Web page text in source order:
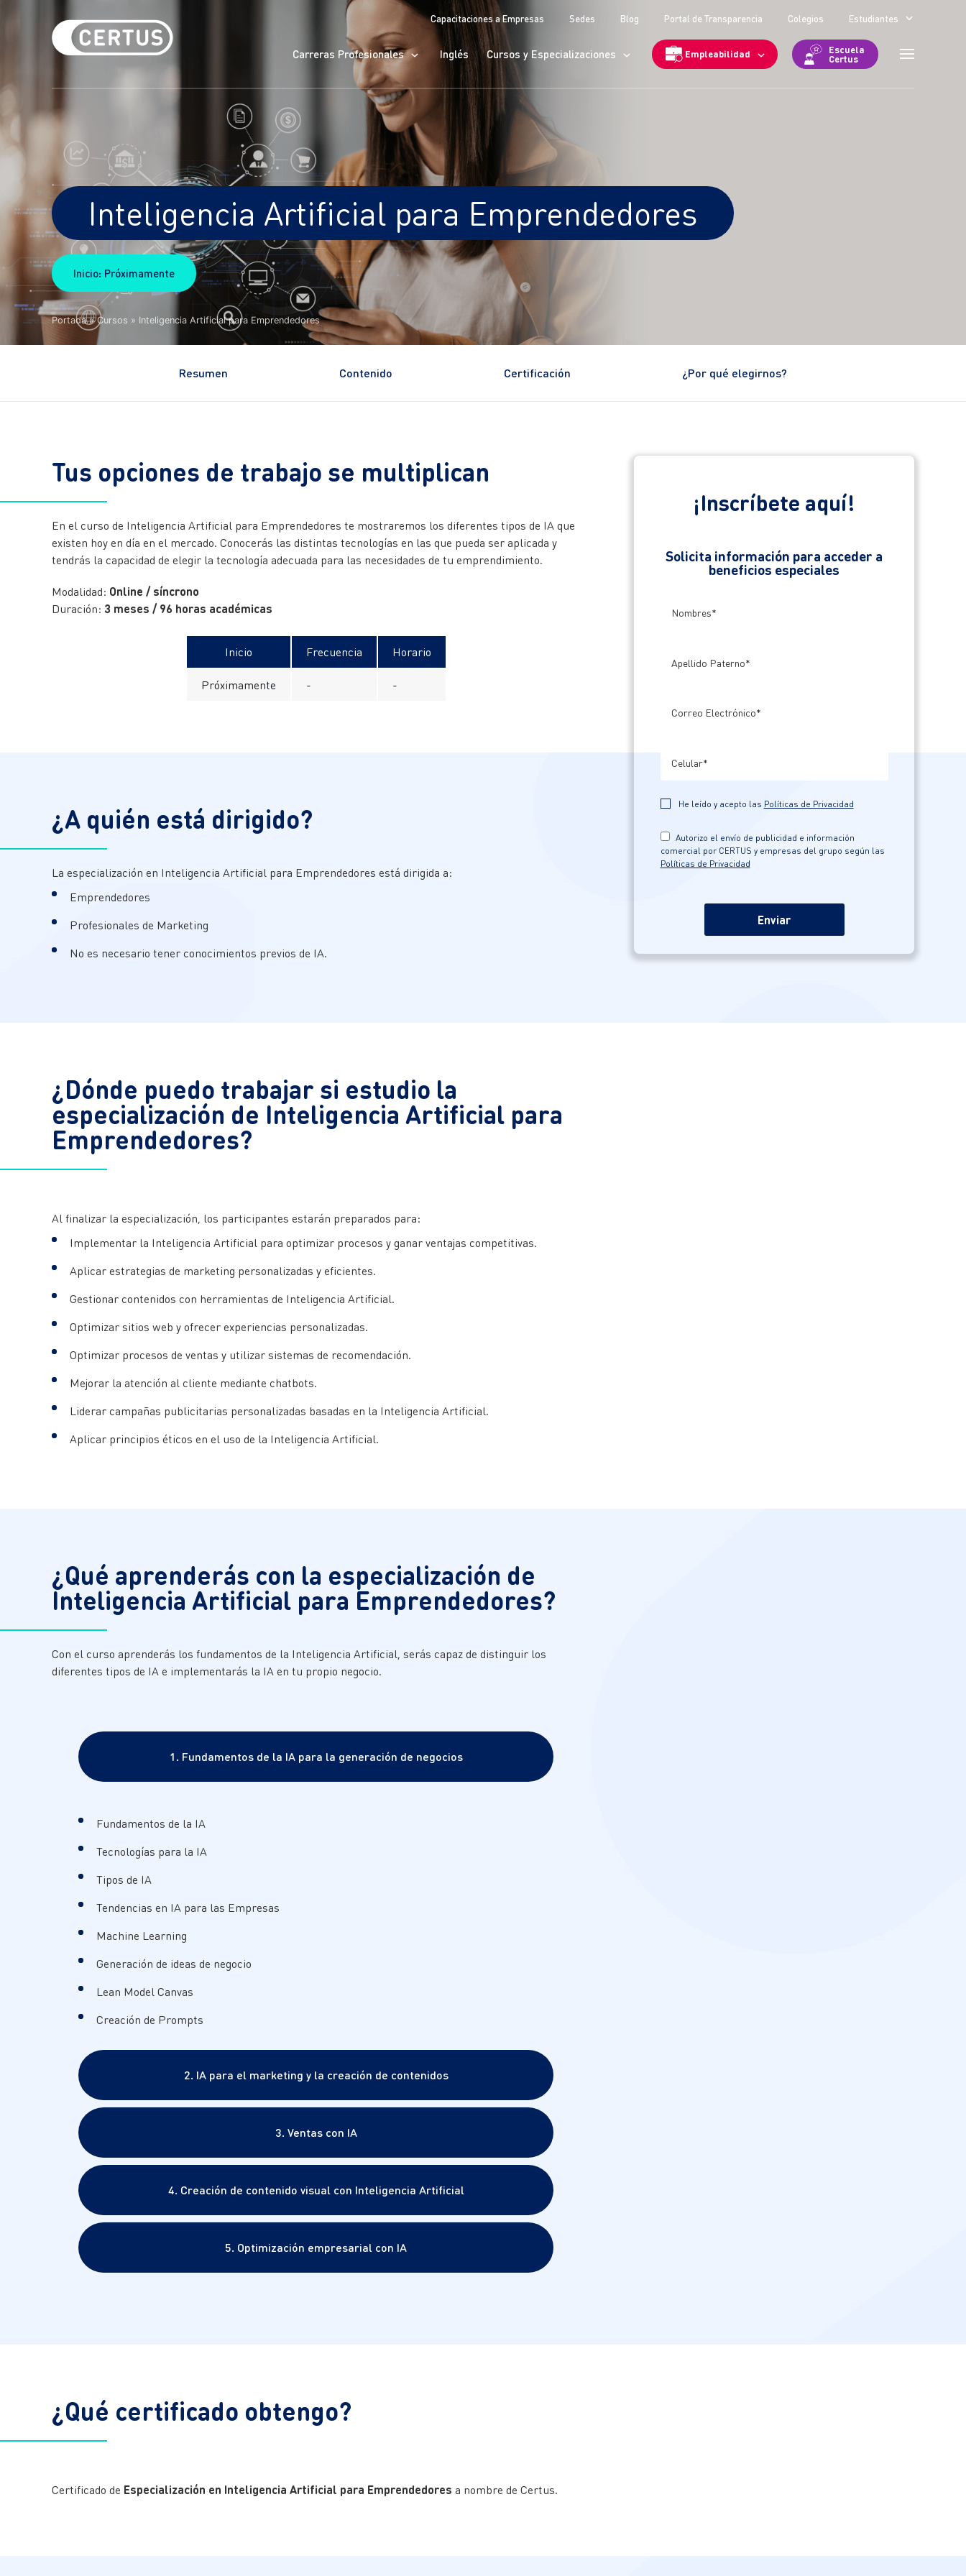
Capacitaciones a Empresas Sedes Blog Portal de Transparencia Colegios Estudiantes
Carreras Profesionales Inglés Cursos y Especializaciones Empleabilidad Escuela
Certus
Inteligencia Artificial para Emprendedores
Inicio: Próximamente
Portada»Cursos » Inteligencia Artificial para Emprendedores
Resumen Contenido Certificación ¿Por qué elegirnos?
¡Inscríbete aquí!
Solicita información para acceder a
beneficios especiales
He leído y acepto las Políticas de Privacidad
Autorizo el envío de publicidad e información
comercial por CERTUS y empresas del grupo según las
Políticas de Privacidad
Tus opciones de trabajo se multiplican
En el curso de Inteligencia Artificial para Emprendedores te mostraremos los diferentes tipos de IA que
existen hoy en día en el mercado. Conocerás las distintas tecnologías en las que pueda ser aplicada y
tendrás la capacidad de elegir la tecnología adecuada para las necesidades de tu emprendimiento.
Modalidad: Online / síncrono
Duración: 3 meses / 96 horas académicas
Inicio Frecuencia Horario
Próximamente - -
¿A quién está dirigido?
La especialización en Inteligencia Artificial para Emprendedores está dirigida a:
Emprendedores
Profesionales de Marketing
No es necesario tener conocimientos previos de IA.
¿Dónde puedo trabajar si estudio la
especialización de Inteligencia Artificial para
Emprendedores?
Al finalizar la especialización, los participantes estarán preparados para:
Implementar la Inteligencia Artificial para optimizar procesos y ganar ventajas competitivas.
Aplicar estrategias de marketing personalizadas y eficientes.
Gestionar contenidos con herramientas de Inteligencia Artificial.
Optimizar sitios web y ofrecer experiencias personalizadas.
Optimizar procesos de ventas y utilizar sistemas de recomendación.
Mejorar la atención al cliente mediante chatbots.
Liderar campañas publicitarias personalizadas basadas en la Inteligencia Artificial.
Aplicar principios éticos en el uso de la Inteligencia Artificial.
¿Qué aprenderás con la especialización de
Inteligencia Artificial para Emprendedores?
Con el curso aprenderás los fundamentos de la Inteligencia Artificial, serás capaz de distinguir los
diferentes tipos de IA e implementarás la IA en tu propio negocio.
1. Fundamentos de la IA para la generación de negocios
Fundamentos de la IA
Tecnologías para la IA
Tipos de IA
Tendencias en IA para las Empresas
Machine Learning
Generación de ideas de negocio
Lean Model Canvas
Creación de Prompts
2. IA para el marketing y la creación de contenidos
3. Ventas con IA
4. Creación de contenido visual con Inteligencia Artificial
5. Optimización empresarial con IA
¿Qué certificado obtengo?
Certificado de Especialización en Inteligencia Artificial para Emprendedores a nombre de Certus.